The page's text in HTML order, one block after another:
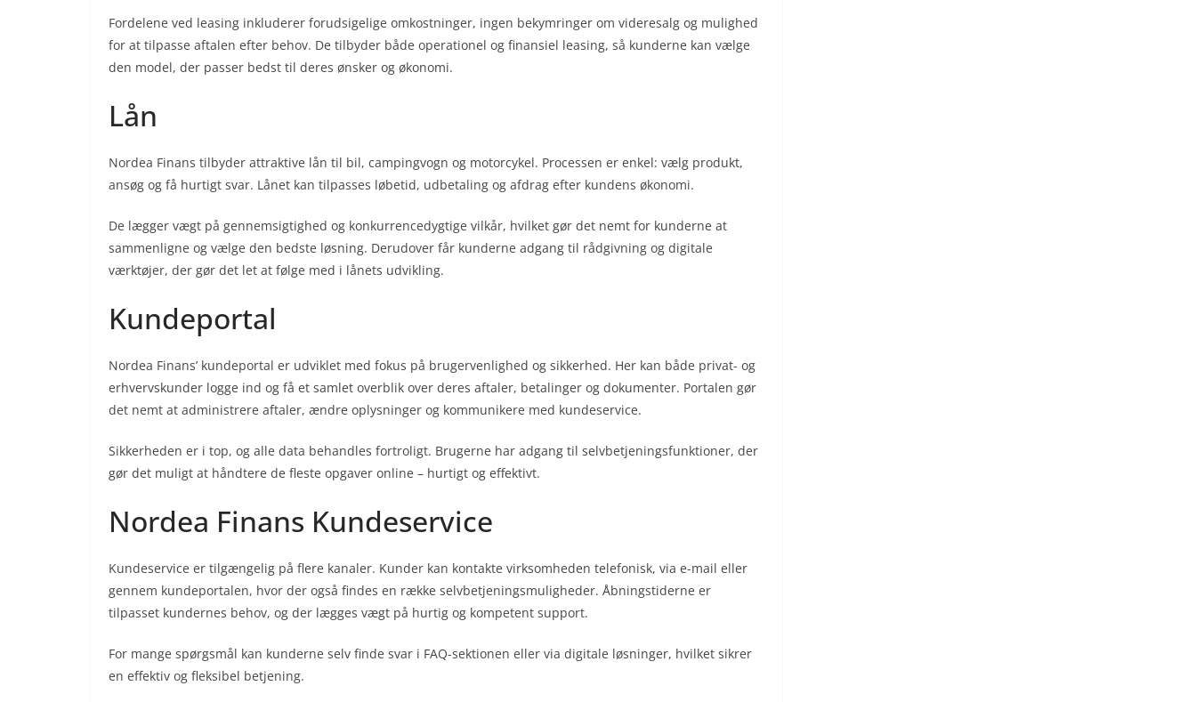
Fordelene ved leasing inkluderer forudsigelige omkostninger, ingen bekymringer om videresalg og mulighed
for at tilpasse aftalen efter behov. De tilbyder både operationel og finansiel leasing, så kunderne kan vælge
den model, der passer bedst til deres ønsker og økonomi.
Lån
Nordea Finans tilbyder attraktive lån til bil, campingvogn og motorcykel. Processen er enkel: vælg produkt,
ansøg og få hurtigt svar. Lånet kan tilpasses løbetid, udbetaling og afdrag efter kundens økonomi.
De lægger vægt på gennemsigtighed og konkurrencedygtige vilkår, hvilket gør det nemt for kunderne at
sammenligne og vælge den bedste løsning. Derudover får kunderne adgang til rådgivning og digitale
værktøjer, der gør det let at følge med i lånets udvikling.
Kundeportal
Nordea Finans’ kundeportal er udviklet med fokus på brugervenlighed og sikkerhed. Her kan både privat- og
erhvervskunder logge ind og få et samlet overblik over deres aftaler, betalinger og dokumenter. Portalen gør
det nemt at administrere aftaler, ændre oplysninger og kommunikere med kundeservice.
Sikkerheden er i top, og alle data behandles fortroligt. Brugerne har adgang til selvbetjeningsfunktioner, der
gør det muligt at håndtere de fleste opgaver online – hurtigt og effektivt.
Nordea Finans Kundeservice
Kundeservice er tilgængelig på flere kanaler. Kunder kan kontakte virksomheden telefonisk, via e-mail eller
gennem kundeportalen, hvor der også findes en række selvbetjeningsmuligheder. Åbningstiderne er
tilpasset kundernes behov, og der lægges vægt på hurtig og kompetent support.
For mange spørgsmål kan kunderne selv finde svar i FAQ-sektionen eller via digitale løsninger, hvilket sikrer
en effektiv og fleksibel betjening.